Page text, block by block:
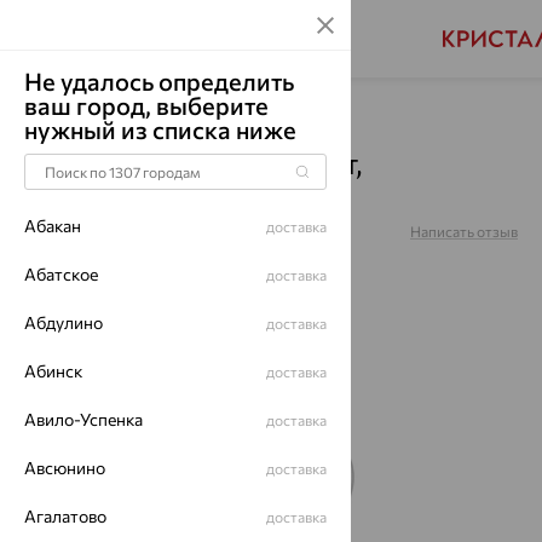
Главная Каталог Броши Фианит
Брошь, серебро, фианит,
15100113009-501
Артикул: Написать отзыв
Не удалось определить
ваш город, выберите
нужный из списка ниже
Абакан доставка
Абатское доставка
Абдулино доставка
Абинск доставка
Авило-Успенка доставка
Авсюнино доставка
Агалатово доставка